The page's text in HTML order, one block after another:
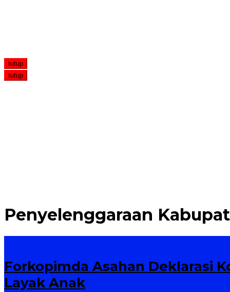
tutup
tutup
Penyelenggaraan
Forkopimda Asahan Deklarasi
Layak Anak